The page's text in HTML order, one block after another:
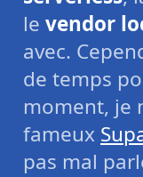
le vendor
avec.
de temps
moment, je
fameux
pas mal